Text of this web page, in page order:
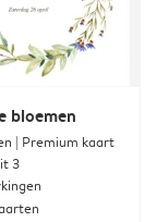
bloemen
| Premium kaart
3